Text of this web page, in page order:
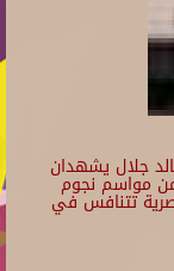
جلال يشهدان
من مواسم نجوم
المصرية تتنافس في